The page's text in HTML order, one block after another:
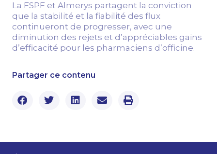
La FSPF et Almerys partagent la conviction
que la stabilité et la fiabilité des flux
continueront de progresser, avec une
diminution des rejets et d’appréciables gains
d’efficacité pour les pharmaciens d’officine.
Partager ce contenu